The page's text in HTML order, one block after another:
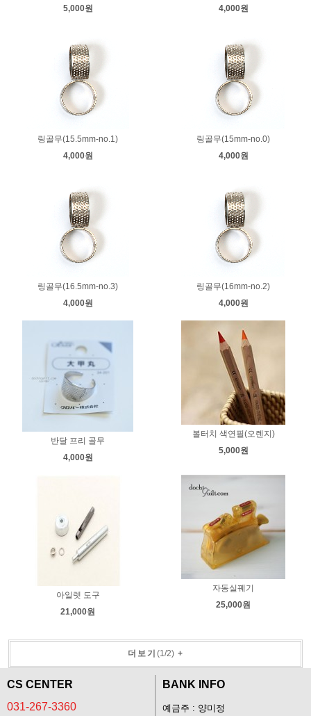
5,000원
4,000원
링골무(15.5mm-no.1)
4,000원
링골무(15mm-no.0)
4,000원
링골무(16.5mm-no.3)
4,000원
링골무(16mm-no.2)
4,000원
반달 프리 골무
4,000원
볼터치 색연필(오렌지)
5,000원
아일렛 도구
21,000원
자동실꿰기
25,000원
더보기 (1/2)+
CS CENTER
031-267-3360
BANK INFO
예금주 : 양미정